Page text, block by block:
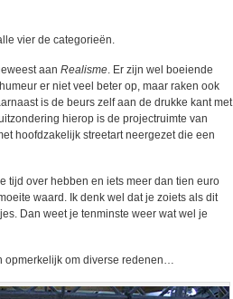
vier de categorieën.
aan Realisme. Er zijn wel boeiende
er niet veel beter op, maar raken ook
is de beurs zelf aan de drukke kant met
hierop is de projectruimte van
hoofdzakelijk streetart neergezet die een
tijd over hebben en iets meer dan tien euro
waard. Ik denk wel dat je zoiets als dit
Dan weet je tenminste weer wat wel je
opmerkelijk om diverse redenen…